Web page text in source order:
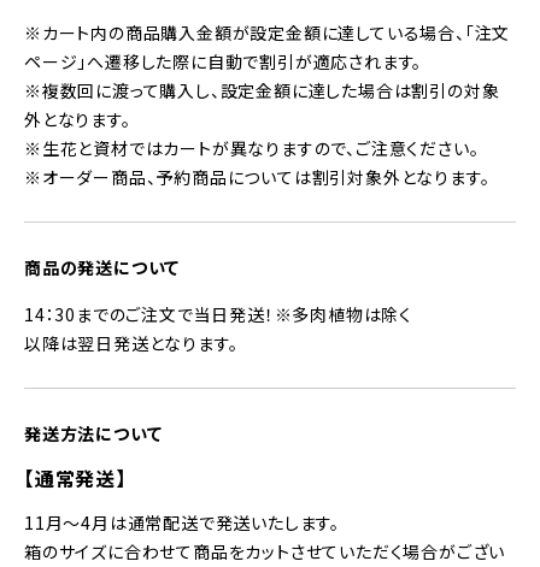
※カート内の商品購入金額が設定金額に達している場合、「注文
ページ」へ遷移した際に自動で割引が適応されます。
※複数回に渡って購入し、設定金額に達した場合は割引の対象
外となります。
※生花と資材ではカートが異なりますので、ご注意ください。
※オーダー商品、予約商品については割引対象外となります。
商品の発送について
14：30までのご注文で当日発送！※多肉植物は除く
以降は翌日発送となります。
発送方法について
【通常発送】
11月～4月は通常配送で発送いたします。
箱のサイズに合わせて商品をカットさせていただく場合がござい